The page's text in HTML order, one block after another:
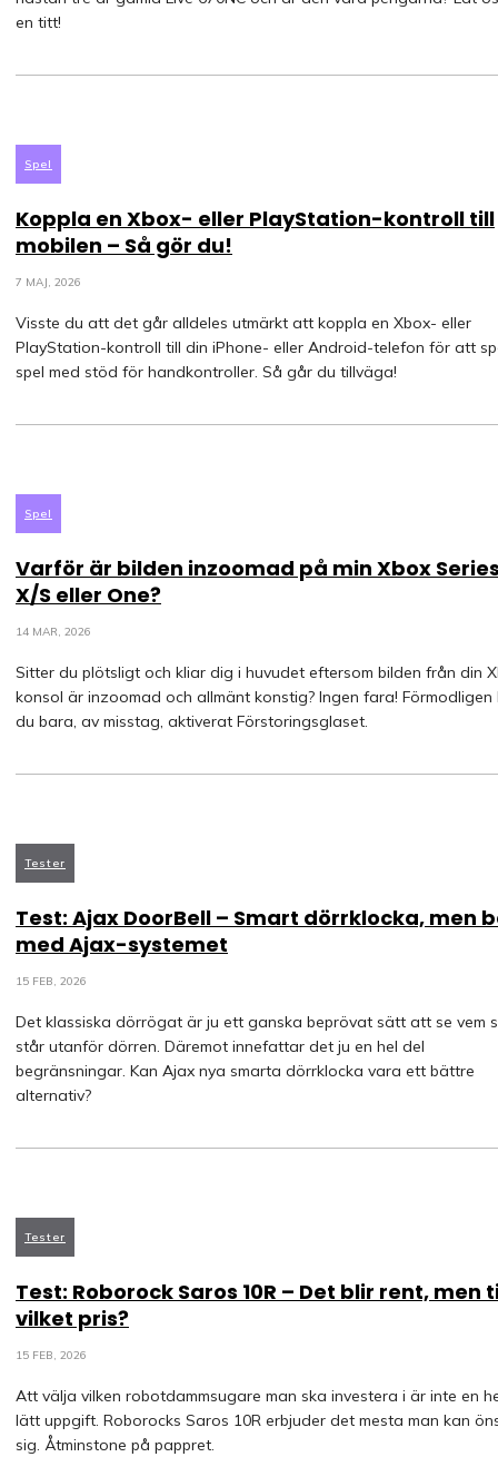
en titt!
Spel
Koppla en Xbox- eller PlayStation-kontroll till
mobilen – Så gör du!
7 MAJ, 2026
Visste du att det går alldeles utmärkt att koppla en Xbox- eller
PlayStation-kontroll till din iPhone- eller Android-telefon för att
spel med stöd för handkontroller. Så går du tillväga!
Spel
Varför är bilden inzoomad på min Xbox
X/S eller One?
14 MAR, 2026
Sitter du plötsligt och kliar dig i huvudet eftersom bilden från din
konsol är inzoomad och allmänt konstig? Ingen fara! Förmodligen
du bara, av misstag, aktiverat Förstoringsglaset.
Tester
Test: Ajax DoorBell – Smart dörrklocka, men
med Ajax-systemet
15 FEB, 2026
Det klassiska dörrögat är ju ett ganska beprövat sätt att se vem
står utanför dörren. Däremot innefattar det ju en hel del
begränsningar. Kan Ajax nya smarta dörrklocka vara ett bättre
alternativ?
Tester
Test: Roborock Saros 10R – Det blir rent, men
vilket pris?
15 FEB, 2026
Att välja vilken robotdammsugare man ska investera i är inte en
lätt uppgift. Roborocks Saros 10R erbjuder det mesta man kan
sig. Åtminstone på pappret.